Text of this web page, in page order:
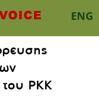
ENG
PKK